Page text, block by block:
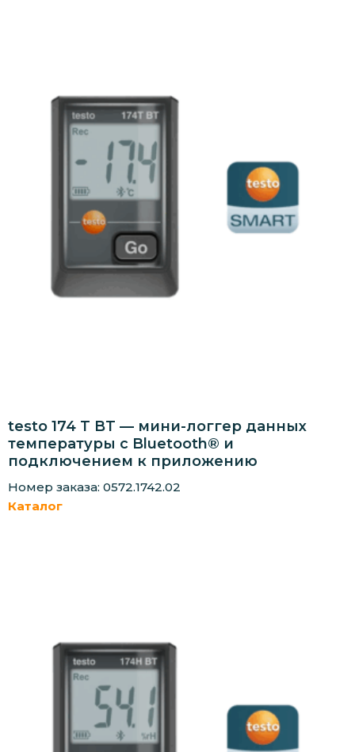
testo 174 T BT — мини-логгер данных
температуры с Bluetooth® и
подключением к приложению
Номер заказа: 0572.1742.02
Каталог